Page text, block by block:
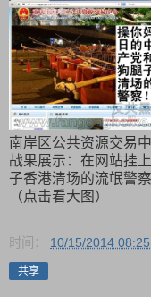
南岸区公共资源交易
战果展示：在网站挂
子香港清场的流氓警
（点击看大图）
时间： 10/15/2014
共享